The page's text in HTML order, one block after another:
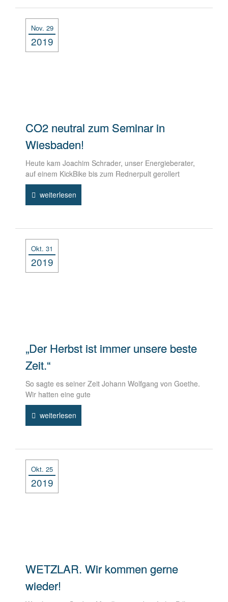
Nov. 29
2019
CO2 neutral zum Seminar in
Wiesbaden!
Heute kam Joachim Schrader, unser Energieberater,
auf einem KickBike bis zum Rednerpult gerollert
weiterlesen
Okt. 31
2019
„Der Herbst ist immer unsere beste
Zeit.“
So sagte es seiner Zeit Johann Wolfgang von Goethe.
Wir hatten eine gute
weiterlesen
Okt. 25
2019
WETZLAR. Wir kommen gerne
wieder!